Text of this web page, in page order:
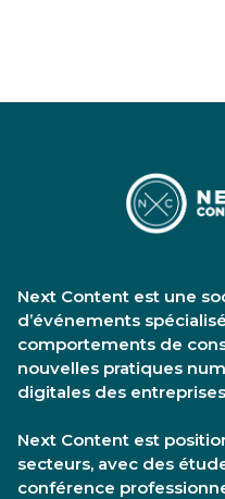
Next Content est une
d’événements
comportements de
nouvelles pratiques
digitales des
Next Content est
secteurs, avec des
conférence